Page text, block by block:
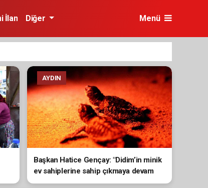
İlan Diğer Menü
AYDIN
Başkan Hatice Gençay: "Didim’in minik
ev sahiplerine sahip çıkmaya devam
edeceğiz"